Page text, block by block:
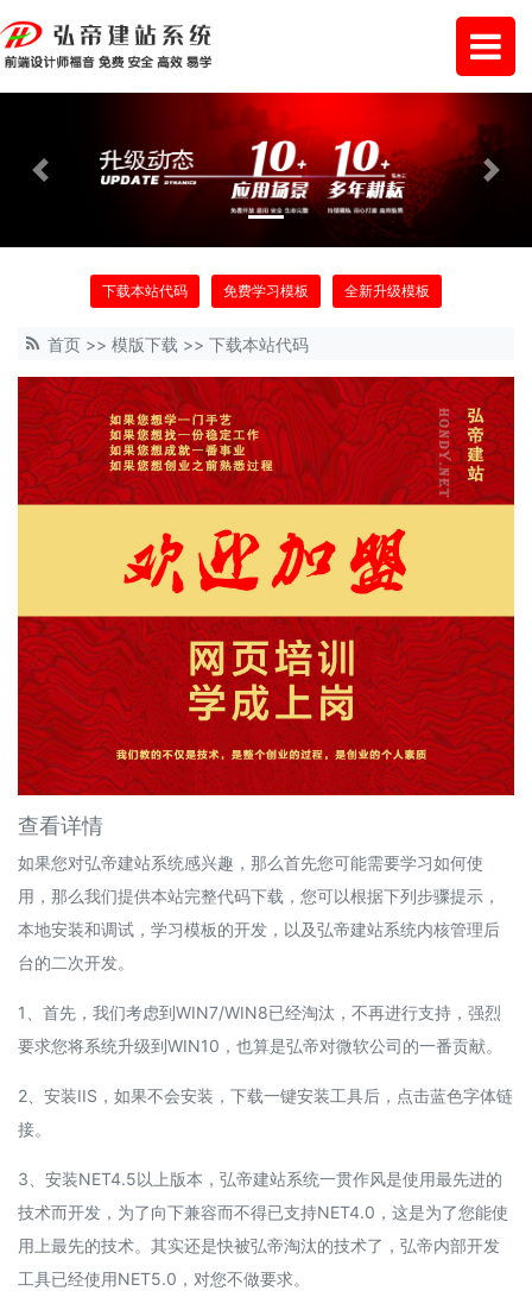
Previous Next
下载本站代码 免费学习模板 全新升级模板
首页 >> 模版下载 >> 下载本站代码
查看详情
如果您对弘帝建站系统感兴趣，那么首先您可能需要学习如何使
用，那么我们提供本站完整代码下载，您可以根据下列步骤提示，
本地安装和调试，学习模板的开发，以及弘帝建站系统内核管理后
台的二次开发。
1、首先，我们考虑到WIN7/WIN8已经淘汰，不再进行支持，强烈
要求您将系统升级到WIN10，也算是弘帝对微软公司的一番贡献。
2、安装IIS，如果不会安装，下载一键安装工具后，点击蓝色字体链
接。
3、安装NET4.5以上版本，弘帝建站系统一贯作风是使用最先进的
技术而开发，为了向下兼容而不得已支持NET4.0，这是为了您能使
用上最先的技术。其实还是快被弘帝淘汰的技术了，弘帝内部开发
工具已经使用NET5.0，对您不做要求。